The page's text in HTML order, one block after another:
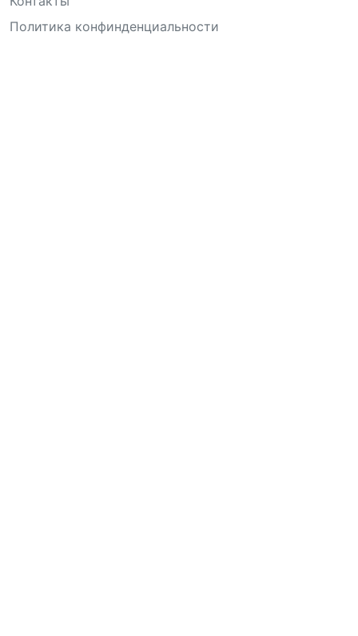
Политика конфинденциальности